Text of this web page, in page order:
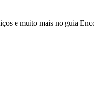
e muito mais no guia